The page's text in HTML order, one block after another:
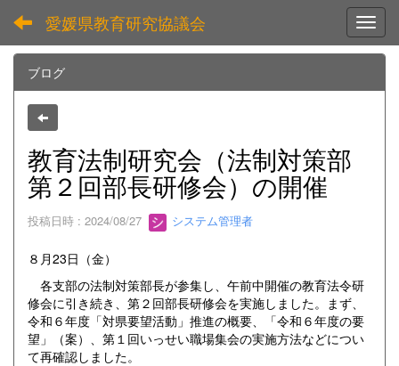
愛媛県教育研究協議会
ブログ
教育法制研究会（法制対策部
第２回部長研修会）の開催
投稿日時 : 2024/08/27 システム管理者
８月23日（金）
各支部の法制対策部長が参集し、午前中開催の教育法令研
修会に引き続き、第２回部長研修会を実施しました。まず、
令和６年度「対県要望活動」推進の概要、「令和６年度の要
望」（案）、第１回いっせい職場集会の実施方法などについ
て再確認しました。